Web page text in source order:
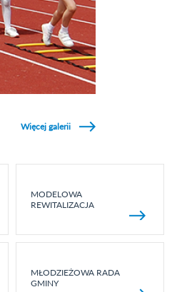
Więcej galerii
MODELOWA
REWITALIZACJA
MŁODZIEŻOWA RADA
GMINY